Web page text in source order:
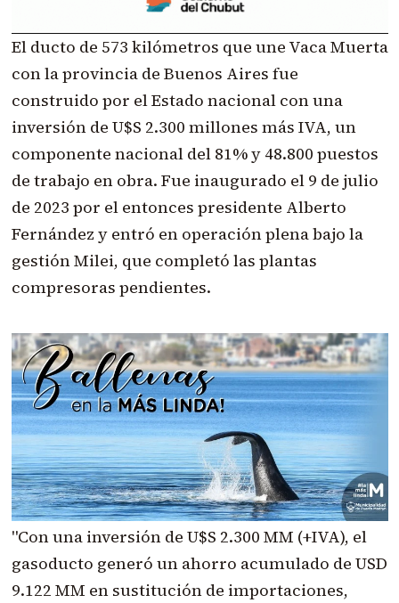
El ducto de 573 kilómetros que une Vaca Muerta
con la provincia de Buenos Aires fue
construido por el Estado nacional con una
inversión de U$S 2.300 millones más IVA, un
componente nacional del 81% y 48.800 puestos
de trabajo en obra. Fue inaugurado el 9 de julio
de 2023 por el entonces presidente Alberto
Fernández y entró en operación plena bajo la
gestión Milei, que completó las plantas
compresoras pendientes.
"Con una inversión de U$S 2.300 MM (+IVA), el
gasoducto generó un ahorro acumulado de USD
9.122 MM en sustitución de importaciones,